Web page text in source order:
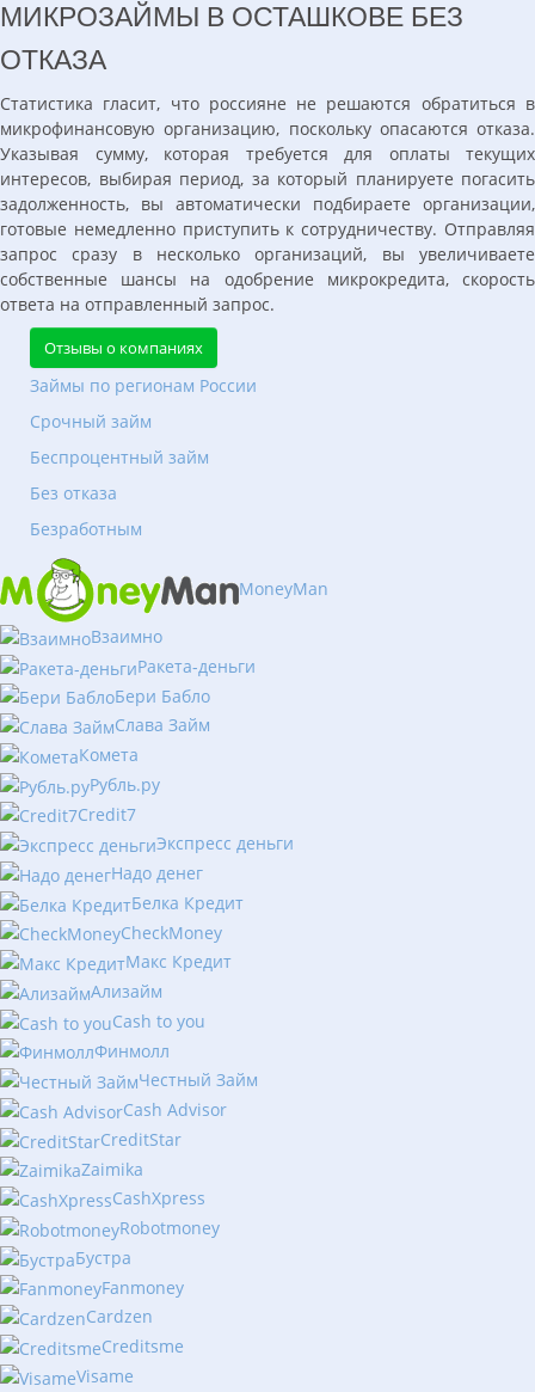
МИКРОЗАЙМЫ В ОСТАШКОВЕ БЕЗ
ОТКАЗА
Статистика гласит, что россияне не решаются обратиться в
микрофинансовую организацию, поскольку опасаются отказа.
Указывая сумму, которая требуется для оплаты текущих
интересов, выбирая период, за который планируете погасить
задолженность, вы автоматически подбираете организации,
готовые немедленно приступить к сотрудничеству. Отправляя
запрос сразу в несколько организаций, вы увеличиваете
собственные шансы на одобрение микрокредита, скорость
ответа на отправленный запрос.
Отзывы о компаниях
Займы по регионам России
Срочный займ
Беспроцентный займ
Без отказа
Безработным
MoneyMan
Взаимно
Ракета-деньги
Бери Бабло
Слава Займ
Комета
Рубль.ру
Сredit7
Экспресс деньги
Надо денег
Белка Кредит
CheckMoney
Макс Кредит
Ализайм
Сash to you
Финмолл
Честный Займ
Cash Advisor
CreditStar
Zaimika
CashXpress
Robotmoney
Бустра
Fanmoney
Cardzen
Creditsme
Visame